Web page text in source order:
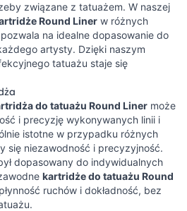
związane z tatuażem. W naszej
Round Liner w różnych
na idealne dopasowanie do
artysty. Dzięki naszym
tatuażu staje się
do tatuażu Round Liner może
i precyzję wykonywanych linii i
istotne w przypadku różnych
się niezawodność i precyzyjność.
dopasowany do indywidualnych
kartridże do tatuażu Round
ruchów i dokładność, bez